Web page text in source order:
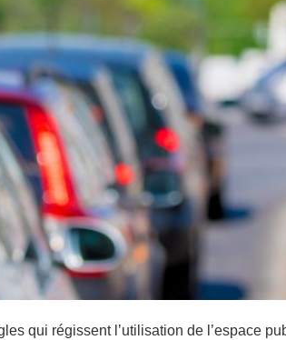
qui régissent l’utilisation de l’espace